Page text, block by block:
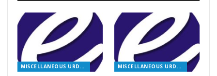
MISCELLANEOUS URDU BOOKS MISCELLANEOUS URDU BOOKS